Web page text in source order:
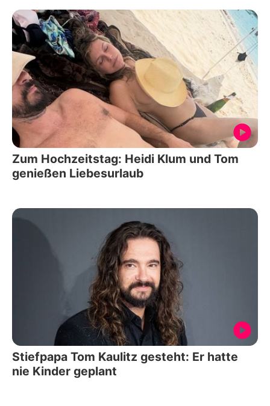
Zum Hochzeitstag: Heidi Klum und Tom
genießen Liebesurlaub
Stiefpapa Tom Kaulitz gesteht: Er hatte
nie Kinder geplant